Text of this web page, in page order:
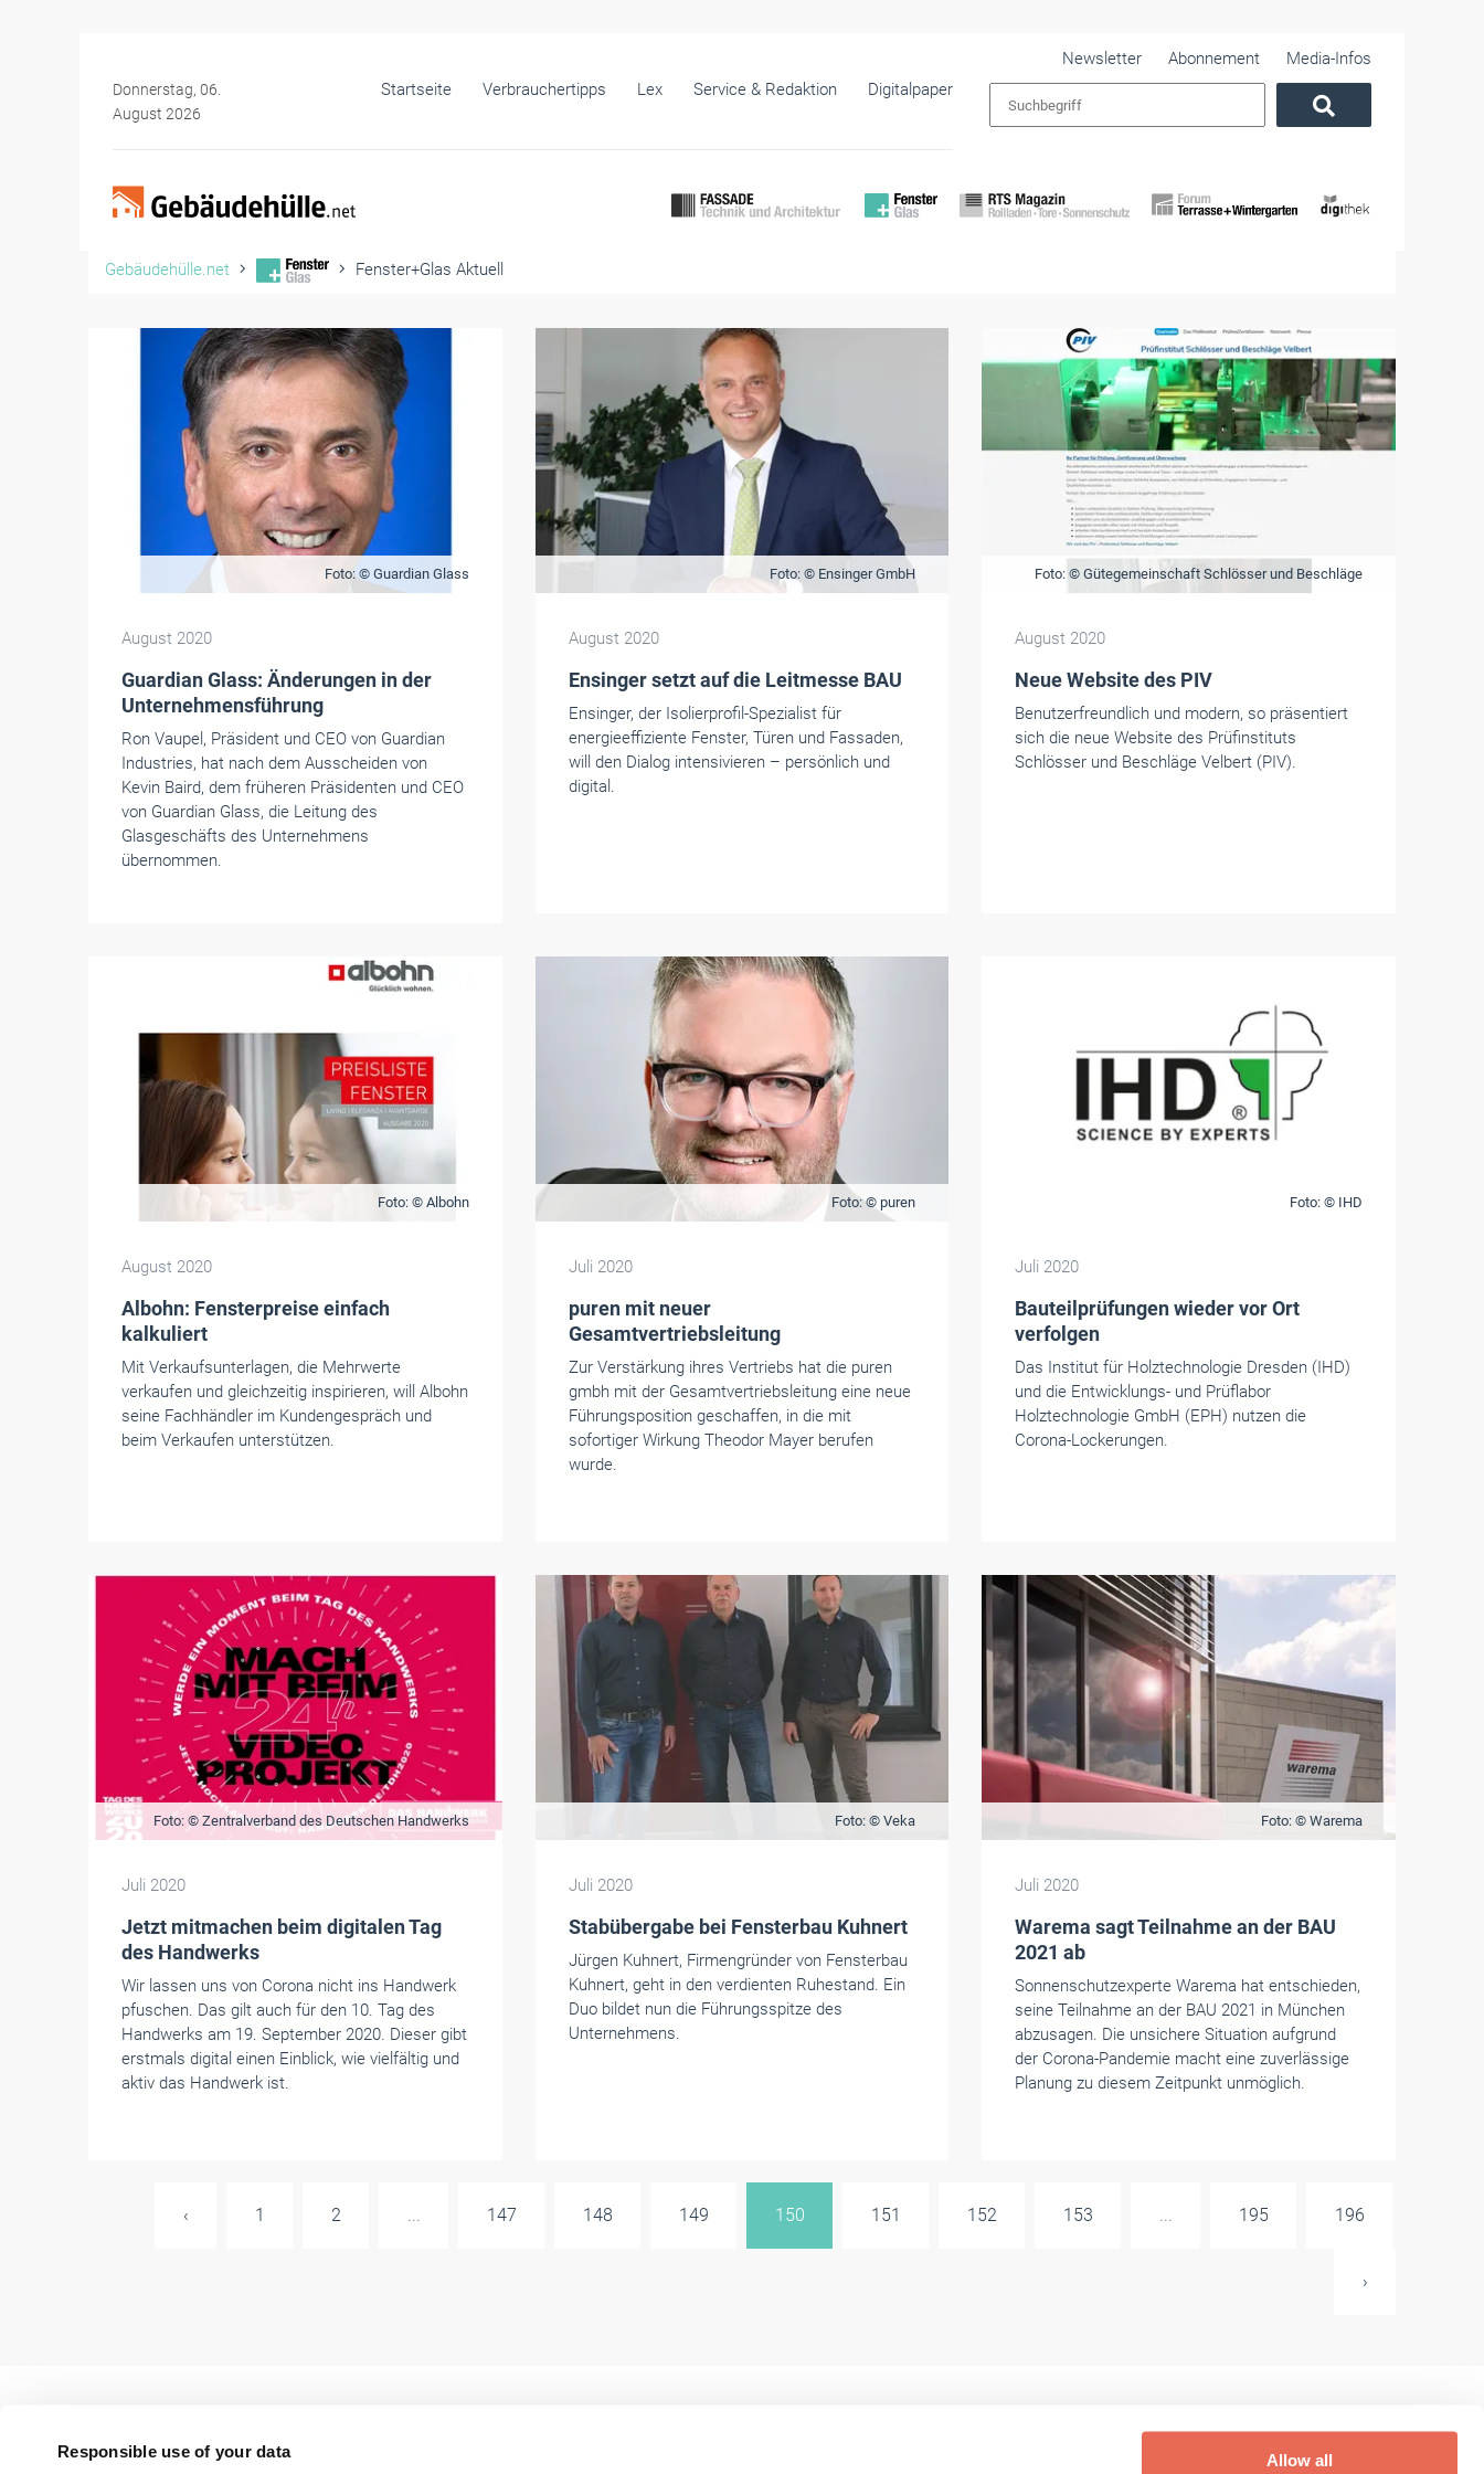
Responsible use of your data Allow all
Donnerstag, 06.
August 2026
Startseite Verbrauchertipps Lex Service & Redaktion Digitalpaper
Newsletter Abonnement Media-Infos
Gebäudehülle.net Fenster+Glas Aktuell
Foto: © Guardian Glass
August 2020
Guardian Glass: Änderungen in der
Unternehmensführung
Ron Vaupel, Präsident und CEO von Guardian
Industries, hat nach dem Ausscheiden von
Kevin Baird, dem früheren Präsidenten und CEO
von Guardian Glass, die Leitung des
Glasgeschäfts des Unternehmens
übernommen.
Foto: © Ensinger GmbH
August 2020
Ensinger setzt auf die Leitmesse BAU
Ensinger, der Isolierprofil-Spezialist für
energieeffiziente Fenster, Türen und Fassaden,
will den Dialog intensivieren – persönlich und
digital.
Foto: © Gütegemeinschaft Schlösser und Beschläge
August 2020
Neue Website des PIV
Benutzerfreundlich und modern, so präsentiert
sich die neue Website des Prüfinstituts
Schlösser und Beschläge Velbert (PIV).
Foto: © Albohn
August 2020
Albohn: Fensterpreise einfach
kalkuliert
Mit Verkaufsunterlagen, die Mehrwerte
verkaufen und gleichzeitig inspirieren, will Albohn
seine Fachhändler im Kundengespräch und
beim Verkaufen unterstützen.
Foto: © puren
Juli 2020
puren mit neuer
Gesamtvertriebsleitung
Zur Verstärkung ihres Vertriebs hat die puren
gmbh mit der Gesamtvertriebsleitung eine neue
Führungsposition geschaffen, in die mit
sofortiger Wirkung Theodor Mayer berufen
wurde.
Foto: © IHD
Juli 2020
Bauteilprüfungen wieder vor Ort
verfolgen
Das Institut für Holztechnologie Dresden (IHD)
und die Entwicklungs- und Prüflabor
Holztechnologie GmbH (EPH) nutzen die
Corona-Lockerungen.
Foto: © Zentralverband des Deutschen Handwerks
Juli 2020
Jetzt mitmachen beim digitalen Tag
des Handwerks
Wir lassen uns von Corona nicht ins Handwerk
pfuschen. Das gilt auch für den 10. Tag des
Handwerks am 19. September 2020. Dieser gibt
erstmals digital einen Einblick, wie vielfältig und
aktiv das Handwerk ist.
Foto: © Veka
Juli 2020
Stabübergabe bei Fensterbau Kuhnert
Jürgen Kuhnert, Firmengründer von Fensterbau
Kuhnert, geht in den verdienten Ruhestand. Ein
Duo bildet nun die Führungsspitze des
Unternehmens.
Foto: © Warema
Juli 2020
Warema sagt Teilnahme an der BAU
2021 ab
Sonnenschutzexperte Warema hat entschieden,
seine Teilnahme an der BAU 2021 in München
abzusagen. Die unsichere Situation aufgrund
der Corona-Pandemie macht eine zuverlässige
Planung zu diesem Zeitpunkt unmöglich.
‹ 1 2 ... 147 148 149 150 151 152 153 ... 195 196
›